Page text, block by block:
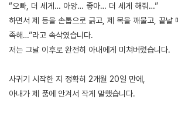
“오빠, 더 세게… 아앙… 좋아… 더 세게 해줘…”
하면서 제 등을 손톱으로 긁고, 제 목을 깨물고, 끝날
족해…”라고 속삭였습니다.
저는 그날 이후로 완전히 아내에게 미쳐버렸습니다.
사귀기 시작한 지 정확히 2개월 20일 만에,
아내가 제 품에 안겨서 작게 말했습니다.